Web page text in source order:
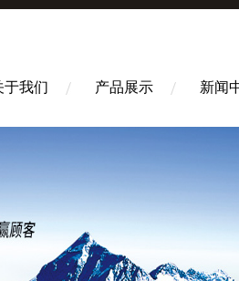
于我们 产品展示 新闻